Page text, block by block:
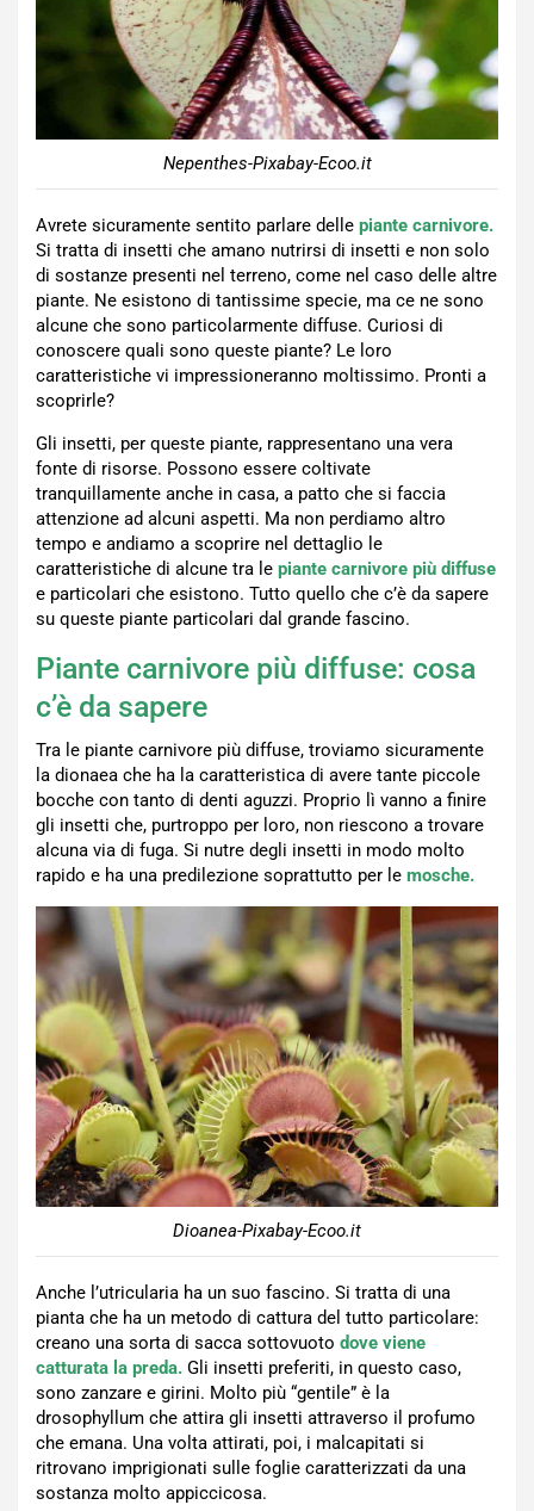
Nepenthes-Pixabay-Ecoo.it
Avrete sicuramente sentito parlare delle piante carnivore.
Si tratta di insetti che amano nutrirsi di insetti e non solo
di sostanze presenti nel terreno, come nel caso delle altre
piante. Ne esistono di tantissime specie, ma ce ne sono
alcune che sono particolarmente diffuse. Curiosi di
conoscere quali sono queste piante? Le loro
caratteristiche vi impressioneranno moltissimo. Pronti a
scoprirle?
Gli insetti, per queste piante, rappresentano una vera
fonte di risorse. Possono essere coltivate
tranquillamente anche in casa, a patto che si faccia
attenzione ad alcuni aspetti. Ma non perdiamo altro
tempo e andiamo a scoprire nel dettaglio le
caratteristiche di alcune tra le piante carnivore più diffuse
e particolari che esistono. Tutto quello che c’è da sapere
su queste piante particolari dal grande fascino.
Piante carnivore più diffuse: cosa
c’è da sapere
Tra le piante carnivore più diffuse, troviamo sicuramente
la dionaea che ha la caratteristica di avere tante piccole
bocche con tanto di denti aguzzi. Proprio lì vanno a finire
gli insetti che, purtroppo per loro, non riescono a trovare
alcuna via di fuga. Si nutre degli insetti in modo molto
rapido e ha una predilezione soprattutto per le mosche.
Dioanea-Pixabay-Ecoo.it
Anche l’utricularia ha un suo fascino. Si tratta di una
pianta che ha un metodo di cattura del tutto particolare:
creano una sorta di sacca sottovuoto dove viene
catturata la preda. Gli insetti preferiti, in questo caso,
sono zanzare e girini. Molto più “gentile” è la
drosophyllum che attira gli insetti attraverso il profumo
che emana. Una volta attirati, poi, i malcapitati si
ritrovano imprigionati sulle foglie caratterizzati da una
sostanza molto appiccicosa.